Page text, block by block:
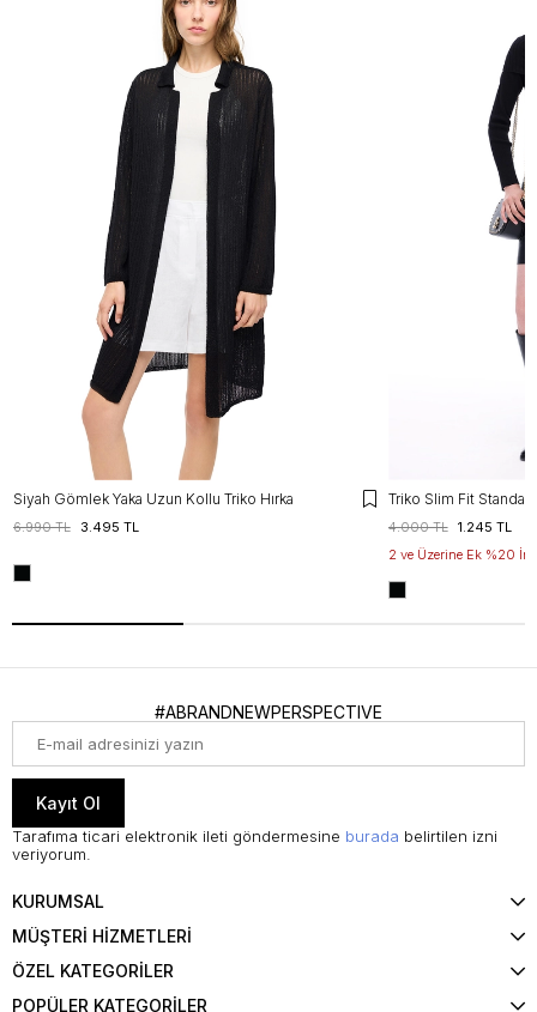
Siyah Gömlek Yaka Uzun Kollu Triko Hırka
3.495 TL
6.990 TL 1.245 TL
4.000 TL
2 ve Üzerine Ek %20
#ABRANDNEWPERSPECTIVE
Kayıt Ol
Tarafıma ticari elektronik ileti göndermesine burada belirtilen izni
veriyorum.
KURUMSAL
MÜŞTERİ HİZMETLERİ
ÖZEL KATEGORİLER
POPÜLER KATEGORİLER